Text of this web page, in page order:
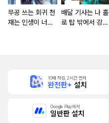
무공 쓰는 회귀 천
재는 인생이 너무
배달 기사는 나 홀
로 탑 밖에서 강해
10배 적립, 2시간 먼저
완전판+ 설치
Google Play에서
일반판 설치